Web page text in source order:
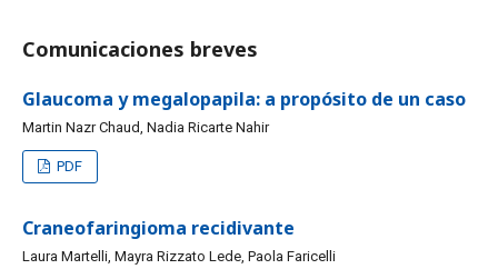
Comunicaciones breves
Glaucoma y megalopapila: a propósito de un caso
Martin Nazr Chaud, Nadia Ricarte Nahir
PDF
Craneofaringioma recidivante
Laura Martelli, Mayra Rizzato Lede, Paola Faricelli